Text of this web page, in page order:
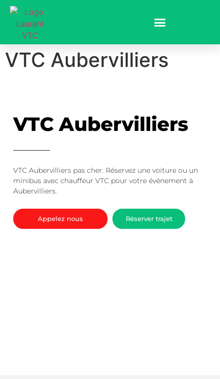
VTC Aubervilliers
VTC Aubervilliers
VTC Aubervilliers pas cher. Réservez une voiture ou un
minibus avec chauffeur VTC pour votre événement à
Aubervilliers.
Appelez nous Réserver trajet